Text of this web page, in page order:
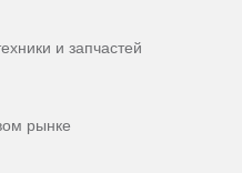
и запчастей
рынке